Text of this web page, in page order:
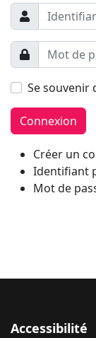
Se souvenir
Connexion
Créer un
Identifiant
Mot de
Accessibilité